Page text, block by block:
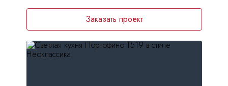
Москва , Бутово,ул. Бартеневская, 12
Заказать проект